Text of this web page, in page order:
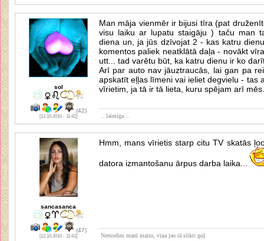
sol
(42)
[12.10.2010 - 11:42]
Man māja vienmēr ir bijusi tīra (pat
visu laiku ar lupatu staigāju ) taču man
diena un, ja jūs dzīvojat 2 - kas katru
komentos paliek neatklātā daļa - novākt
utt... tad varētu būt, ka katru dienu ir ko
Arī par auto nav jāuztraucās, lai gan pa
apskatīt eļļas līmeni vai ieliet degvielu - tas
vīrietim, ja tā ir tā lieta, kuru spējam arī mēs.
.. laimīga ..
sancasanca
(47)
[12.10.2010 - 11:41]
Hmm, mans vīrietis starp citu TV skatās
datora izmantošanu ārpus darba laika...
Nemodini manī maitu, viņa jau tā slikti guļ